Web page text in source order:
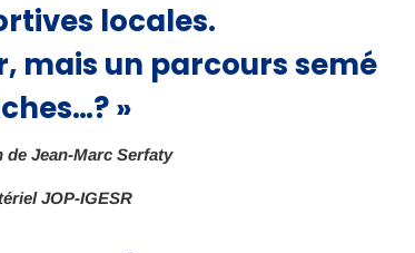
locales.
mais un parcours semé
»
Jean-Marc Serfaty
JOP-IGESR